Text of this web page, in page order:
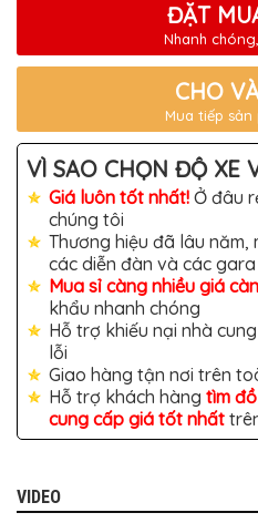
ĐỒ
CHƠI
DÁN
DECAL
Ô
TÔ
ISUZU
BỌC
GHẾ
DA
TÔ
PHỤ
KIỆN
XE
CAO
CẤP
CHƠI
XE
ĐẶT
Nhanh
CHO
Mua tiếp sản
VÌ SAO CHỌN ĐỘ XE
Giá luôn tốt nhất! Ở đâu
chúng tôi
Thương hiệu đã lâu
các diễn đàn và các
Mua sỉ càng nhiều giá
khẩu nhanh chóng
Hỗ trợ khiếu nại nhà
lỗi
Giao hàng tận nơi trên
Hỗ trợ khách hàng tìm
cung cấp giá tốt nhất
VIDEO